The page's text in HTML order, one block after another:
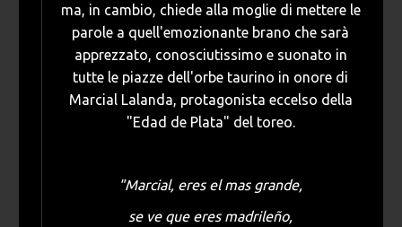
ma, in cambio, chiede alla moglie di mettere le
parole a quell'emozionante brano che sarà
apprezzato, conosciutissimo e suonato in
tutte le piazze dell'orbe taurino in onore di
Marcial Lalanda, protagonista eccelso della
"Edad de Plata" del toreo.
"Marcial, eres el mas grande,
se ve que eres madrileño,